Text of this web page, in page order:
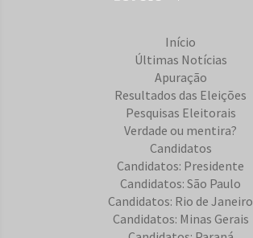
Início
Últimas Notícias
Apuração
Resultados das Eleições
Pesquisas Eleitorais
Verdade ou mentira?
Candidatos
Candidatos: Presidente
Candidatos: São Paulo
Candidatos: Rio de Janeiro
Candidatos: Minas Gerais